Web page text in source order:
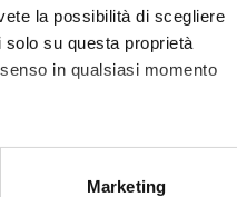
la possibilità di scegliere
su questa proprietà
in qualsiasi momento
metro,Marketing